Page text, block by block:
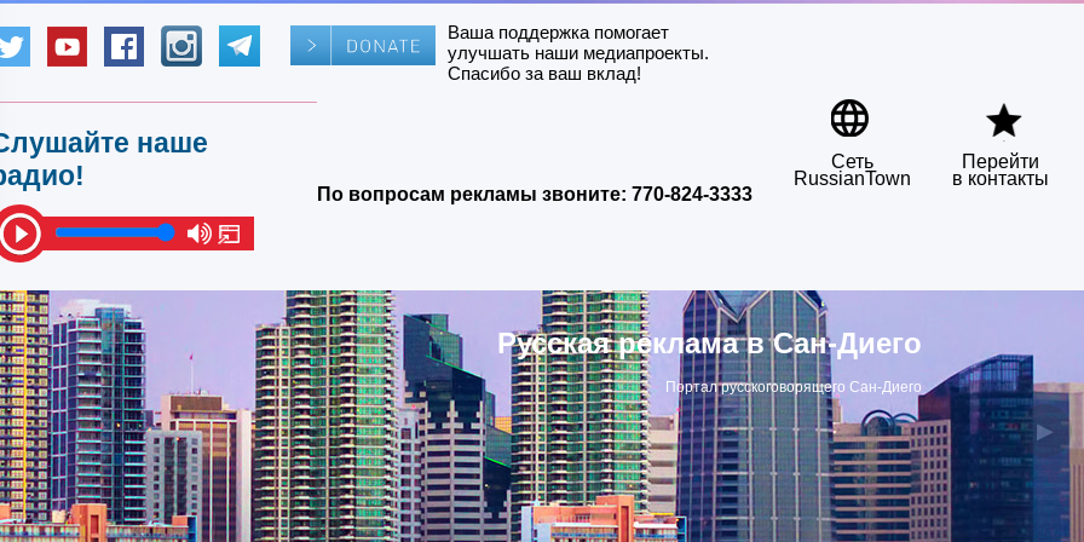
Ваша поддержка помогает
улучшать наши медиапроекты.
Спасибо за ваш вклад!
наше
По вопросам рекламы звоните: 770-824-3333
Сеть
RussianTown
Перейти
в контакты
Русская реклама в Сан-Диего
Портал русскоговорящего Сан-Диего
▶